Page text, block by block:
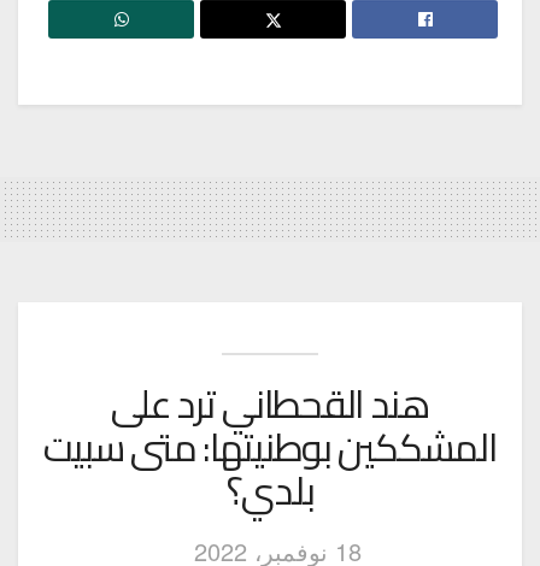
هند القحطاني ترد على
المشككين بوطنيتها: متى سبيت
بلدي؟
18 نوفمبر، 2022